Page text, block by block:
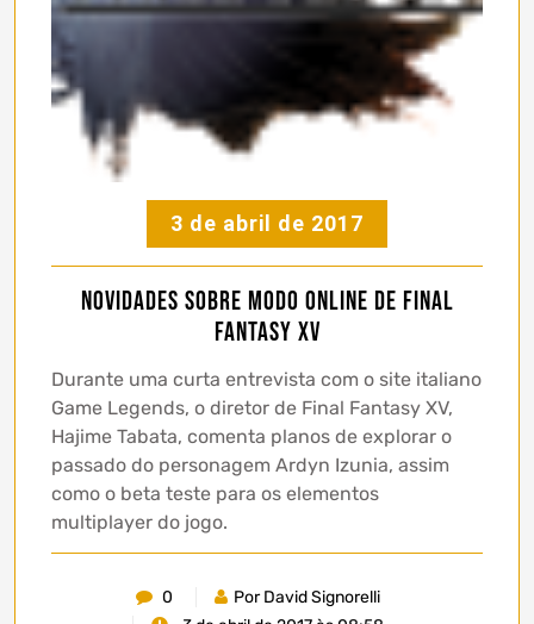
3 de abril de 2017
Novidades sobre modo ONLINE de Final
Fantasy XV
Durante uma curta entrevista com o site italiano
Game Legends, o diretor de Final Fantasy XV,
Hajime Tabata, comenta planos de explorar o
passado do personagem Ardyn Izunia, assim
como o beta teste para os elementos
multiplayer do jogo.
0
Por David Signorelli